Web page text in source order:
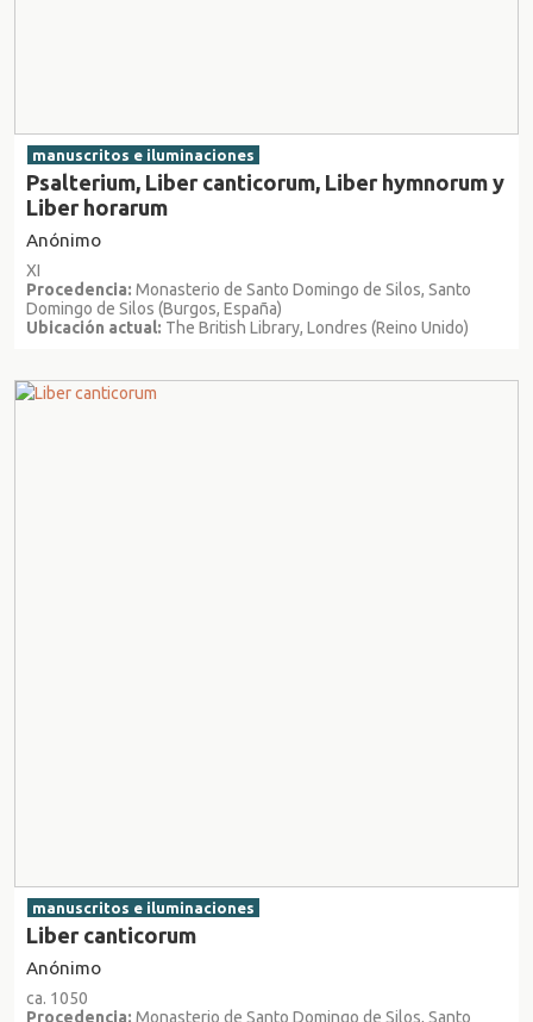
manuscritos e iluminaciones
Psalterium, Liber canticorum, Liber hymnorum y
Liber horarum
Anónimo
XI
Procedencia: Monasterio de Santo Domingo de Silos, Santo
Domingo de Silos (Burgos, España)
Ubicación actual: The British Library, Londres (Reino Unido)
manuscritos e iluminaciones
Liber canticorum
Anónimo
ca. 1050
Procedencia: Monasterio de Santo Domingo de Silos, Santo